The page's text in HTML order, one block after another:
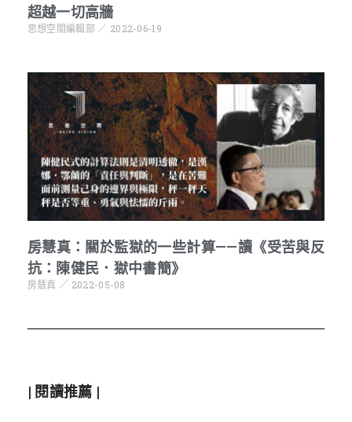
超越一切高牆
思想空間編輯部 2022-06-19
房慧真：關於監獄的一些計算——讀《受苦與反
抗：陳健民．獄中書簡》
房慧真 2022-05-08
| 閱讀推薦 |